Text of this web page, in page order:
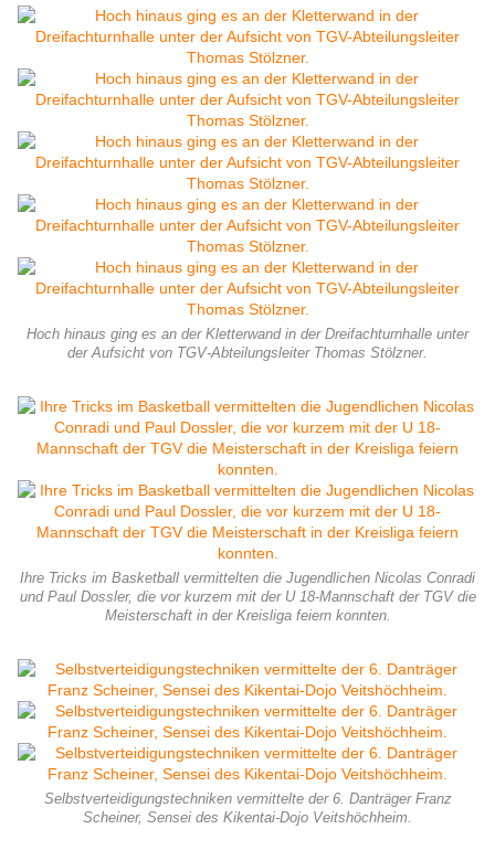
Hoch hinaus ging es an der Kletterwand in der Dreifachturnhalle unter
der Aufsicht von TGV-Abteilungsleiter Thomas Stölzner.
Ihre Tricks im Basketball vermittelten die Jugendlichen Nicolas Conradi
und Paul Dossler, die vor kurzem mit der U 18-Mannschaft der TGV die
Meisterschaft in der Kreisliga feiern konnten.
Selbstverteidigungstechniken vermittelte der 6. Danträger Franz
Scheiner, Sensei des Kikentai-Dojo Veitshöchheim.